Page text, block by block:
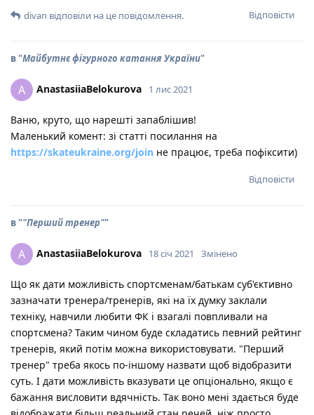
Відповісти
divan відповіли на це повідомлення.
в "Майбутнє фігурного катання України"
A AnastasiiaBelokurova 1 лис 2021
Ваню, круто, що нарешті запаблішив!
Маленький комент: зі статті посилання на
https://skateukraine.org/join не працює, треба пофіксити)
Відповісти
в ""Перший тренер""
A AnastasiiaBelokurova 18 січ 2021 Змінено
Що як дати можливість спортсменам/батькам суб'єктивно
зазначати тренера/тренерів, які на їх думку заклали
техніку, навчили любити ФК і взагалі повпливали на
спортсмена? Таким чином буде складатись певний рейтинг
тренерів, який потім можна використовувати. "Перший
тренер" треба якось по-іншому назвати щоб відобразити
суть. І дати можливість вказувати це опціонально, якщо є
бажання висловити вдячність. Так воно мені здається буде